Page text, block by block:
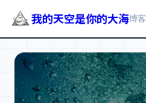
我的天空是你的大海博客